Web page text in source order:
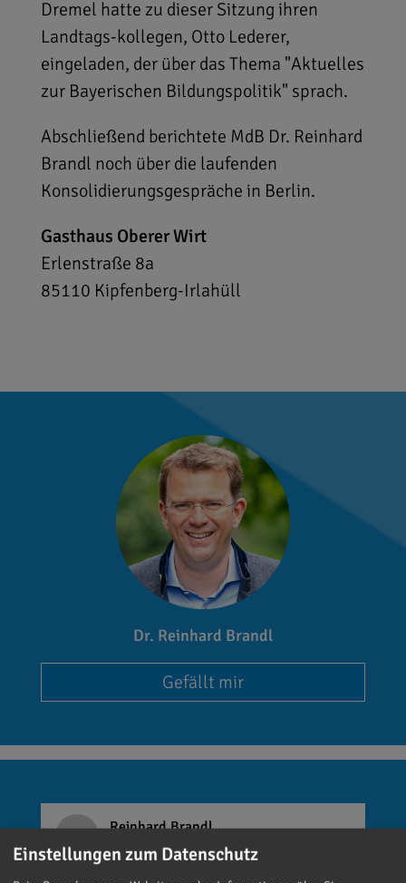
Dremel hatte zu dieser Sitzung ihren
Landtags-kollegen, Otto Lederer,
eingeladen, der über das Thema "Aktuelles
zur Bayerischen Bildungspolitik" sprach.
Abschließend berichtete MdB Dr. Reinhard
Brandl noch über die laufenden
Konsolidierungsgespräche in Berlin.
Gasthaus Oberer Wirt
Erlenstraße 8a
85110 Kipfenberg-Irlahüll
Dr. Reinhard Brandl
Gefällt mir
Reinhard Brandl
vor 2 Tagenvia facebook
Einstellungen zum Datenschutz